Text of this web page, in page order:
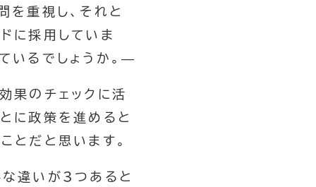
を重視し、それと
に採用していま
いるでしょうか。—
果のチェックに活
に政策を進めると
とだと思います。
違いが3つあると